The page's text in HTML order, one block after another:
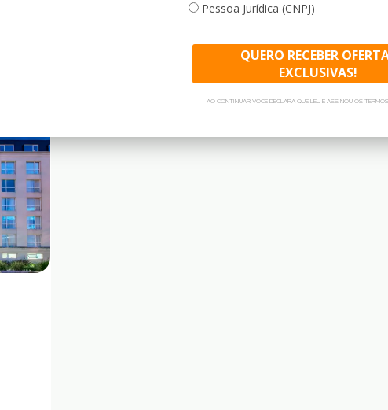
Pessoa Jurídica (CNPJ)
QUERO RECEBER
EXCLUSIVAS!
AO CONTINUAR VOCÊ DECLARA QUE LEU E ASSINOU OS